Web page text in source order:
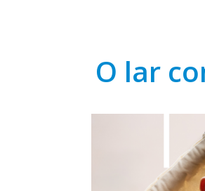
O lar